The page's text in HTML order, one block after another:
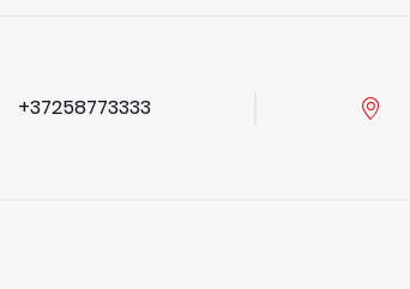
+37258773333